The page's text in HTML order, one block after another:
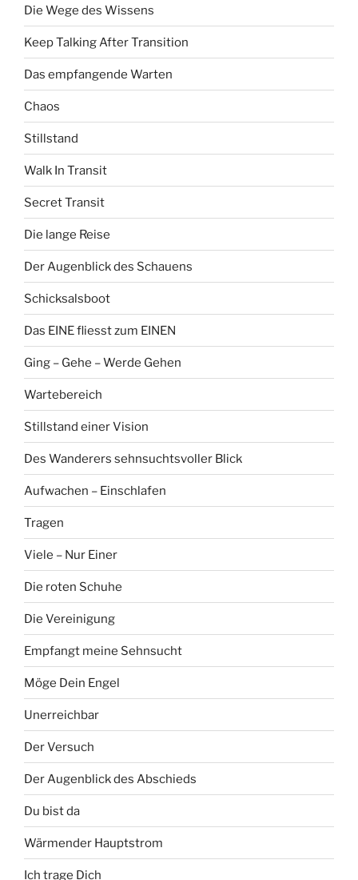
Die Wege des Wissens
Keep Talking After Transition
Das empfangende Warten
Chaos
Stillstand
Walk In Transit
Secret Transit
Die lange Reise
Der Augenblick des Schauens
Schicksalsboot
Das EINE fliesst zum EINEN
Ging – Gehe – Werde Gehen
Wartebereich
Stillstand einer Vision
Des Wanderers sehnsuchtsvoller Blick
Aufwachen – Einschlafen
Tragen
Viele – Nur Einer
Die roten Schuhe
Die Vereinigung
Empfangt meine Sehnsucht
Möge Dein Engel
Unerreichbar
Der Versuch
Der Augenblick des Abschieds
Du bist da
Wärmender Hauptstrom
Ich trage Dich